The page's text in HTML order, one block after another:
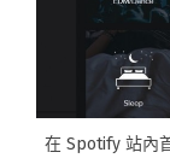
在 Spotify 站內